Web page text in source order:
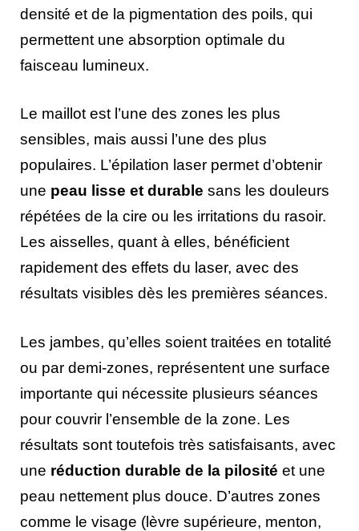
densité et de la pigmentation des poils, qui
permettent une absorption optimale du
faisceau lumineux.
Le maillot est l’une des zones les plus
sensibles, mais aussi l’une des plus
populaires. L’épilation laser permet d’obtenir
une peau lisse et durable sans les douleurs
répétées de la cire ou les irritations du rasoir.
Les aisselles, quant à elles, bénéficient
rapidement des effets du laser, avec des
résultats visibles dès les premières séances.
Les jambes, qu’elles soient traitées en totalité
ou par demi-zones, représentent une surface
importante qui nécessite plusieurs séances
pour couvrir l’ensemble de la zone. Les
résultats sont toutefois très satisfaisants, avec
une réduction durable de la pilosité et une
peau nettement plus douce. D’autres zones
comme le visage (lèvre supérieure, menton,